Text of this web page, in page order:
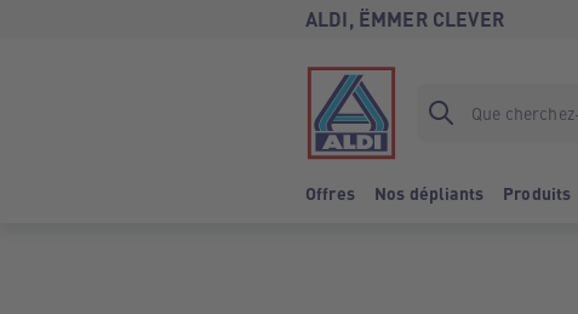
ALDI, ËMMER CLEVER
Offres Nos dépliants Produits